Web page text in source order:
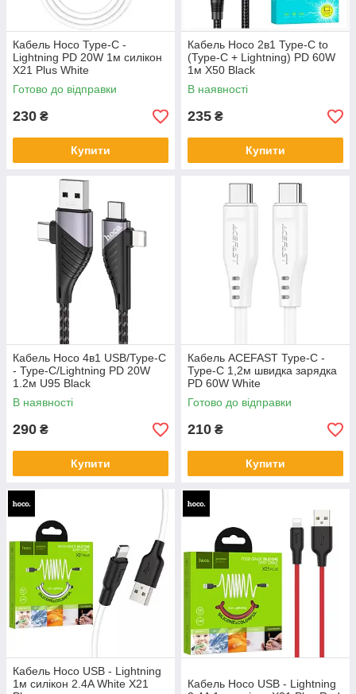
Кабель Hoco Type-C -
Lightning PD 20W 1м силікон
X21 Plus White
Готово до відправки
230 ₴
Купити
Кабель Hoco 2в1 Type-C to
(Type-C + Lightning) PD 60W
1м X50 Black
В наявності
235 ₴
Купити
Кабель Hoco 4в1 USB/Type-C
- Type-C/Lightning PD 20W
1.2м U95 Black
В наявності
290 ₴
Купити
Кабель ACEFAST Type-C -
Type-C 1,2м швидка зарядка
PD 60W White
Готово до відправки
210 ₴
Купити
Кабель Hoco USB - Lightning
1м силікон 2.4A White X21
Кабель Hoco USB - Lightning